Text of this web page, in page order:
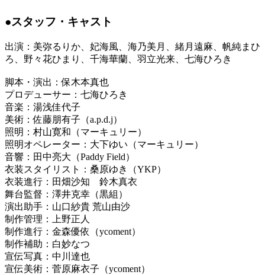
●スタッフ・キャスト
出演：美弥るりか、妃海風、海乃美月、緒月遠麻、帆純まひ
ろ、野々花ひまり、千海華蘭、羽立光来、七海ひろき
脚本・演出：保木本真也
プロデューサー：七海ひろき
音楽：湯浅佳代子
美術：佐藤朋有子（a.p.d.j）
照明：村山寛和（マーキュリー）
照明オペレーター：大下ゆい（マーキュリー）
音響：田中亮大（Paddy Field）
衣装スタイリスト：桑原ゆき（YKP）
衣装進行：田畑沙知 鈴木真衣
舞台監督：澤井克幸（黒組）
演出助手：山口紗貴 荒山由沙
制作管理：上野正人
制作進行：金森優依（ycoment）
制作補助：白妙なつ
宣伝写真：中川達也
宣伝美術：菅原麻衣子（ycoment）